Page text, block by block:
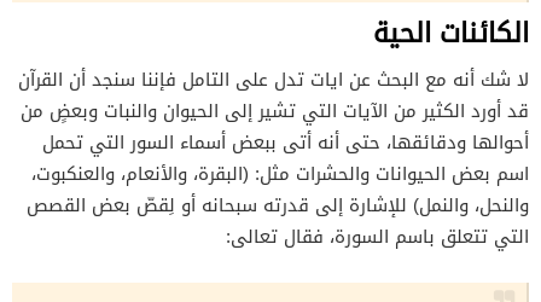
الكائنات الحية
لا شك أنه مع البحث عن ايات تدل على التامل فإننا سنجد أن القرآن
قد أورد الكثير من الآيات التي تشير إلى الحيوان والنبات وبعضٍ من
أحوالها ودقائقها، حتى أنه أتى ببعض أسماء السور التي تحمل
اسم بعض الحيوانات والحشرات مثل: (البقرة، والأنعام، والعنكبوت،
والنحل، والنمل) للإشارة إلى قدرته سبحانه أو لِقصّ بعض القصص
التي تتعلق باسم السورة، فقال تعالى: